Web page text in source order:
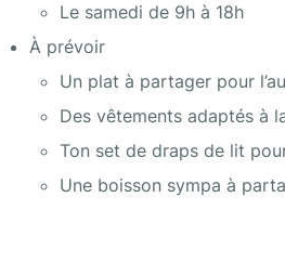
Le samedi de 9h à 18h
À prévoir
Un plat à partager pour
Des vêtements adaptés à
Ton set de draps de lit
Une boisson sympa à